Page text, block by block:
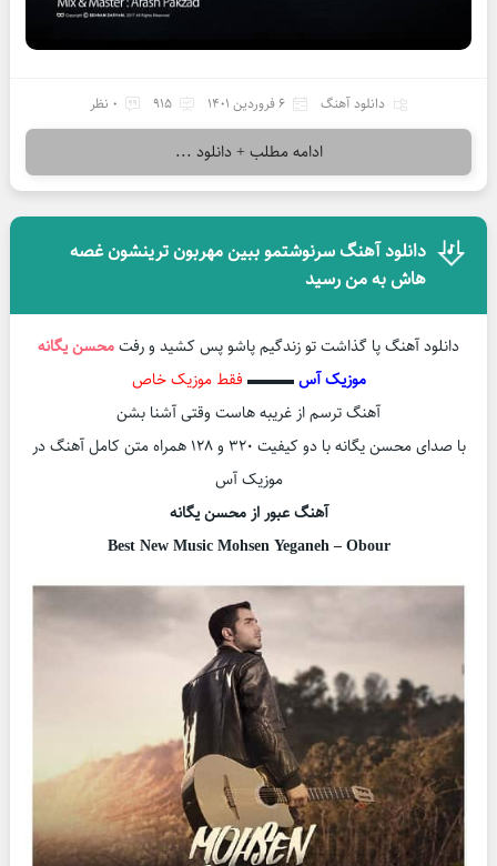
دانلود آهنگ 6 فروردین 1401 915 0 نظر
ادامه مطلب + دانلود ...
دانلود آهنگ سرنوشتمو ببین مهربون ترینشون غصه
هاش به من رسید
دانلود آهنگ پا گذاشت تو زندگیم پاشو پس کشید و رفتمحسن یگانه
موزیک آس▬▬▬ فقط موزیک خاص
آهنگ ترسم از غریبه هاست وقتی آشنا بشن
با صدای محسن یگانه با دو کیفیت ۳۲۰ و ۱۲۸ همراه متن کامل آهنگ در
موزیک آس
آهنگ عبور از محسن یگانه
Best New Music Mohsen Yeganeh – Obour